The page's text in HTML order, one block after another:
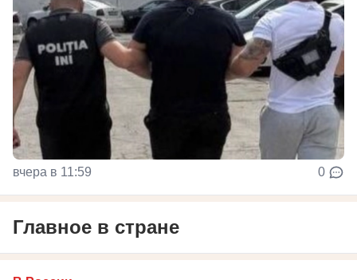
вчера в 11:59 0
Главное в стране